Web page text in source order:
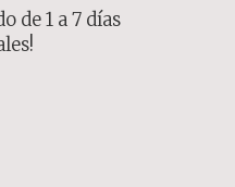
de 1 a 7 días